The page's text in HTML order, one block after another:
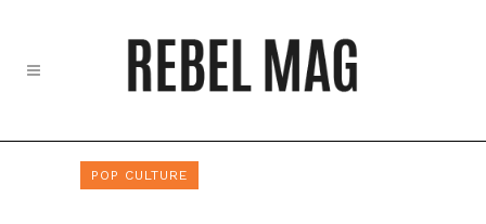
POP CULTURE